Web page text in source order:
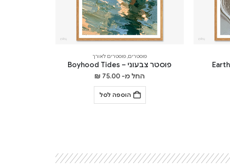
פוסטרים,פוסטרים לאורך
פוסטר צבעוני – Boyhood Tides
החל מ- ₪ 75.00
הוספה לסל